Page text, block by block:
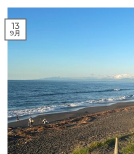
13
9月